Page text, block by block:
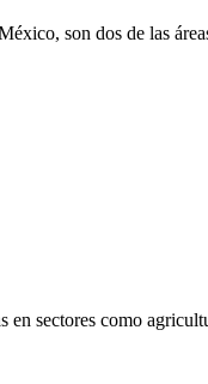
son dos de las
sectores como